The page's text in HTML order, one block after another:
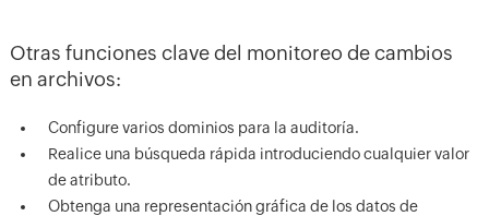
Otras funciones clave del monitoreo de cambios
en archivos:
Configure varios dominios para la auditoría.
Realice una búsqueda rápida introduciendo cualquier valor
de atributo.
Obtenga una representación gráfica de los datos de